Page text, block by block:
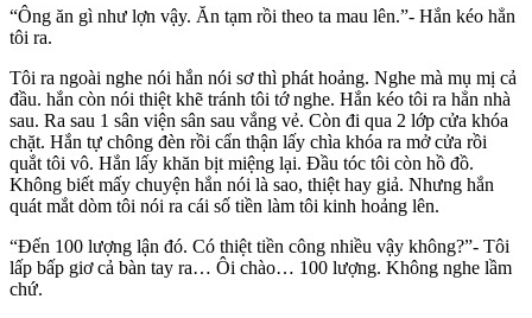
“Ông ăn gì như lợn vậy. Ăn tạm rồi theo ta mau lên.”- Hắn kéo hẳn
tôi ra.
Tôi ra ngoài nghe nói hắn nói sơ thì phát hoảng. Nghe mà mụ mị cả
đầu. hắn còn nói thiệt khẽ tránh tôi tớ nghe. Hắn kéo tôi ra hẳn nhà
sau. Ra sau 1 sân viện sân sau vắng vẻ. Còn đi qua 2 lớp cửa khóa
chặt. Hắn tự chông đèn rồi cẩn thận lấy chìa khóa ra mở cửa rồi
quắt tôi vô. Hắn lấy khăn bịt miệng lại. Đầu tóc tôi còn hồ đồ.
Không biết mấy chuyện hắn nói là sao, thiệt hay giả. Nhưng hắn
quát mắt dòm tôi nói ra cái số tiền làm tôi kinh hoảng lên.
“Đến 100 lượng lận đó. Có thiệt tiền công nhiều vậy không?”- Tôi
lấp bấp giơ cả bàn tay ra… Ôi chào… 100 lượng. Không nghe lầm
chứ.